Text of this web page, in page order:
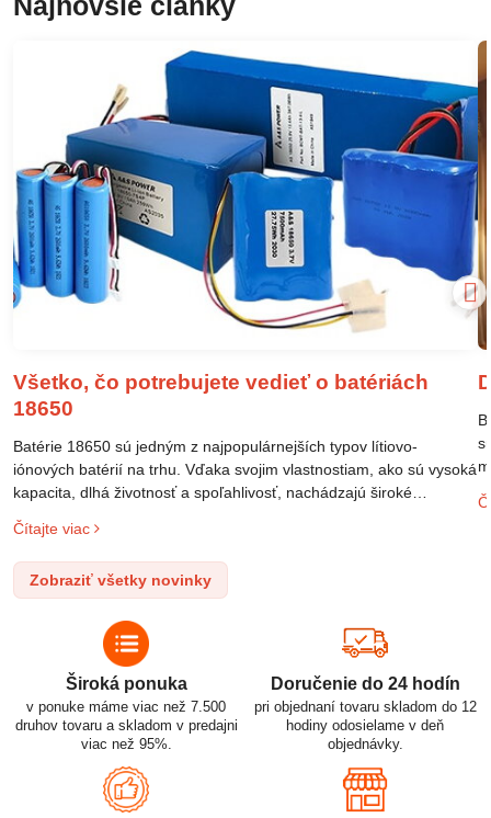
Všetko, čo potrebujete vedieť o batériách
18650
Batérie 18650 sú jedným z najpopulárnejších typov lítiovo-
iónových batérií na trhu. Vďaka svojim vlastnostiam, ako sú vysoká
kapacita, dlhá životnosť a spoľahlivosť, nachádzajú široké
po elektrické vozidlá. Pochopenie ich delenia, označovania a
správneho používania je kľúčom k ich efektívnemu a bezpečnému
využitiu.
Čítajte viac
Zobraziť všetky novinky
Široká ponuka
v ponuke máme viac než 7.500
druhov tovaru a skladom v predajni
viac než 95%.
Doručenie do 24 hodín
pri objednaní tovaru skladom do 12
hodiny odosielame v deň
objednávky.